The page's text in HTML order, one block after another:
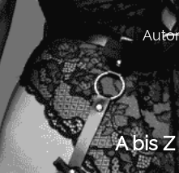
A bis